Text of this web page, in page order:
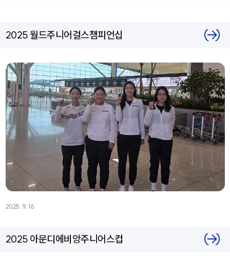
2025 월드주니어걸스챔피언십
2025. 9. 16
2025 아문디에비앙주니어스컵